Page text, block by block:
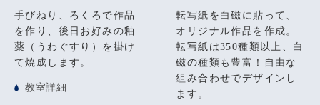
手びねり、ろくろで作品
を作り、後日お好みの釉
薬（うわぐすり）を掛け
て焼成します。
教室詳細
転写紙を白磁に貼って、
オリジナル作品を作成。
転写紙は350種類以上、白
磁の種類も豊富！自由な
組み合わせでデザインし
ます。